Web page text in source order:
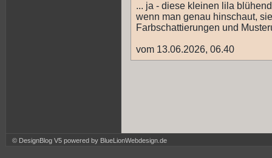
... ja - diese kleinen lila
wenn man genau hinschaut,
Farbschattierungen und
vom 13.06.2026, 06.40
© DesignBlog V5 powered by BlueLionWebdesign.de